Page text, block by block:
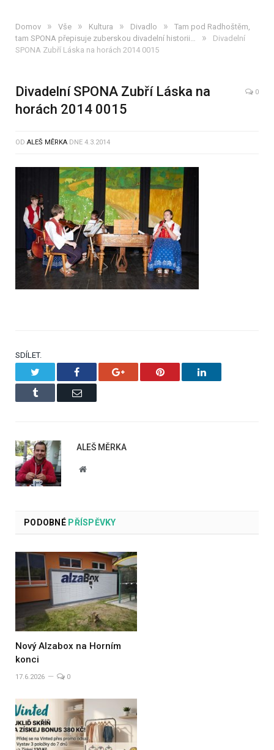
Domov » Vše » Kultura » Divadlo »
Tam pod Radhoštěm,
tam SPONA přepisuje zuberskou divadelní historii…
»
Divadelní
SPONA Zubří Láska na horách 2014 0015
Divadelní SPONA Zubří Láska na
horách 2014 0015
0
OD ALEŠ MĚRKA DNE 4.3.2014
SDÍLET.
Facebook Google+ Pinterest LinkedIn
Tumblr Email
ALEŠ MĚRKA
Website
PODOBNÉPŘÍSPĚVKY
Nový Alzabox na Horním
konci
17.6.2026 0